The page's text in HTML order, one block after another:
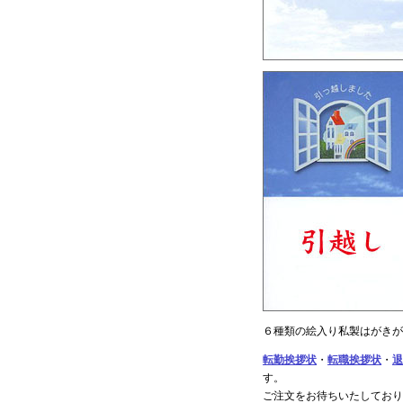
６種類の絵入り私製はがき
転勤挨拶状 ・ 転職挨拶状 ・
す。
ご注文をお待ちいたしてお